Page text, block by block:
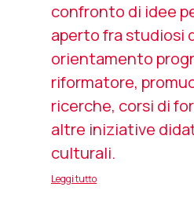
confronto di idee
aperto fra studiosi
orientamento
riformatore,
ricerche, corsi di
altre iniziative
culturali.
Leggi tutto